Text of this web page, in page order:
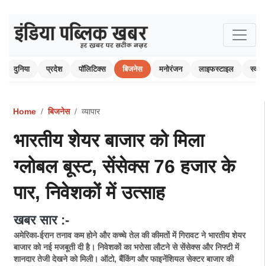
दुनिया प्रदेश पॉलिटिक्स बिजनेस मनोरंजन लाइफस्टाइल
Home बिजनेस व्यापार
भारतीय शेयर बाजार को मिला
ग्लोबल बूस्ट, सेंसेक्स 76 हजार के
पार, निवेशकों में उत्साह
खबर सार :-
अमेरिका-ईरान तनाव कम होने और कच्चे तेल की कीमतों में गिरावट ने भारतीय शेयर
बाजार को नई मजबूती दी है। निवेशकों का भरोसा लौटने से सेंसेक्स और निफ्टी में
शानदार तेजी देखने को मिली। ऑटो, बैंकिंग और फाइनेंशियल सेक्टर बाजार की